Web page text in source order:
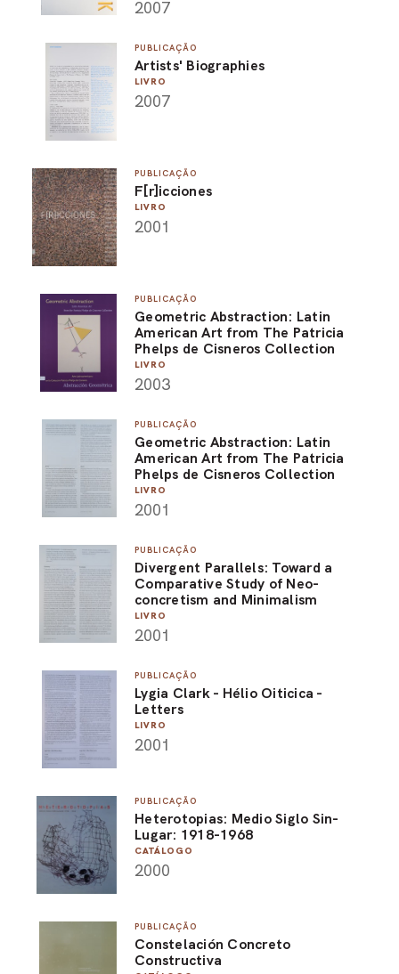
2007
PUBLICAÇÃO
Artists' Biographies
LIVRO
2007
PUBLICAÇÃO
F[r]icciones
LIVRO
2001
PUBLICAÇÃO
Geometric Abstraction: Latin
American Art from The Patricia
Phelps de Cisneros Collection
LIVRO
2003
PUBLICAÇÃO
Geometric Abstraction: Latin
American Art from The Patricia
Phelps de Cisneros Collection
LIVRO
2001
PUBLICAÇÃO
Divergent Parallels: Toward a
Comparative Study of Neo-
concretism and Minimalism
LIVRO
2001
PUBLICAÇÃO
Lygia Clark - Hélio Oiticica -
Letters
LIVRO
2001
PUBLICAÇÃO
Heterotopias: Medio Siglo Sin-
Lugar: 1918-1968
CATÁLOGO
2000
PUBLICAÇÃO
Constelación Concreto
Constructiva